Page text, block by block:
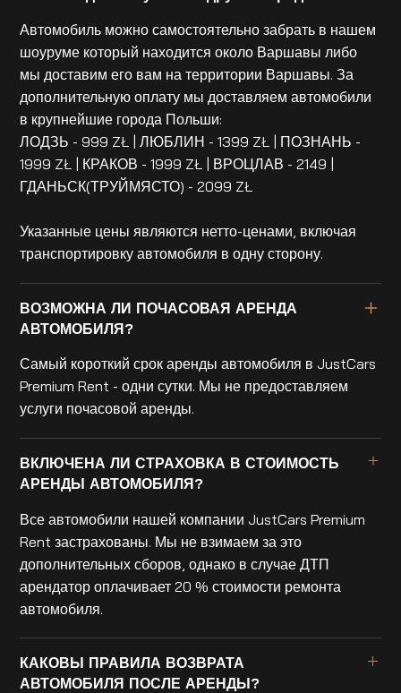
Автомобиль можно самостоятельно забрать в нашем
шоуруме который находится около Варшавы либо
мы доставим его вам на территории Варшавы. За
дополнительную оплату мы доставляем автомобили
в крупнейшие города Польши:
ЛОДЗЬ - 999 ZŁ | ЛЮБЛИН - 1399 ZŁ | ПОЗНАНЬ -
1999 ZŁ | КРАКОВ - 1999 ZŁ | ВРОЦЛАВ - 2149 |
ГДАНЬСК(ТРУЙМЯСТО) - 2099 ZŁ
Указанные цены являются нетто-ценами, включая
транспортировку автомобиля в одну сторону.
ВОЗМОЖНА ЛИ ПОЧАСОВАЯ АРЕНДА
АВТОМОБИЛЯ?
Самый короткий срок аренды автомобиля в JustCars
Premium Rent - одни сутки. Мы не предоставляем
услуги почасовой аренды.
ВКЛЮЧЕНА ЛИ СТРАХОВКА В СТОИМОСТЬ
АРЕНДЫ АВТОМОБИЛЯ?
Все автомобили нашей компании JustCars Premium
Rent застрахованы. Мы не взимаем за это
дополнительных сборов, однако в случае ДТП
арендатор оплачивает 20 % стоимости ремонта
автомобиля.
КАКОВЫ ПРАВИЛА ВОЗВРАТА
АВТОМОБИЛЯ ПОСЛЕ АРЕНДЫ?